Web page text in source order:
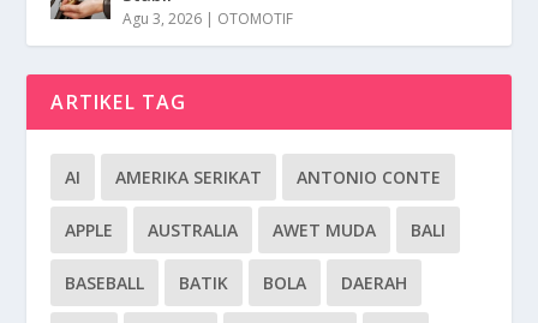
Agu 3, 2026 | OTOMOTIF
ARTIKEL TAG
AI AMERIKA SERIKAT ANTONIO CONTE
APPLE AUSTRALIA AWET MUDA BALI
BASEBALL BATIK BOLA DAERAH